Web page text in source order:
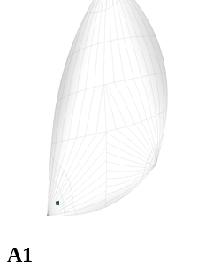
A1